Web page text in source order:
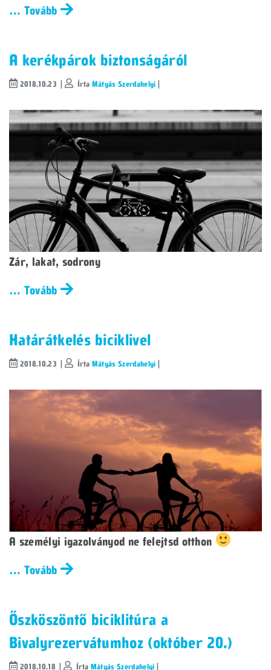
… Tovább
A kerékpárok biztonságáról
2018.10.23 | Írta Mátyás Szerdahelyi
Zár, lakat, sodrony
… Tovább
Határátkelés biciklivel
2018.10.23 | Írta Mátyás Szerdahelyi
A személyi igazolványod ne felejtsd otthon
… Tovább
Őszköszöntő biciklitúra a
Bivalyrezervátumhoz (október 20.)
2018.10.18 | Írta Mátyás Szerdahelyi